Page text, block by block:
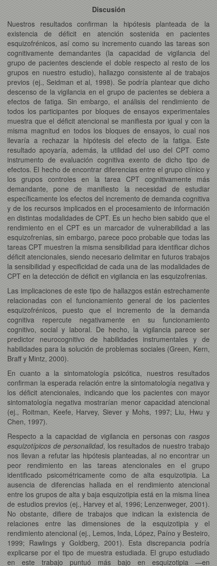
Discusión
Nuestros resultados confirman la hipótesis planteada de la
existencia de déficit en atención sostenida en pacientes
esquizofrénicos, así como su incremento cuando las tareas son
cognitivamente demandantes (la capacidad de vigilancia del
grupo de pacientes desciende el doble respecto al resto de los
grupos en nuestro estudio), hallazgo consistente al de trabajos
previos (ej., Seidman et al, 1998). Se podría plantear que dicho
descenso de la vigilancia en el grupo de pacientes se debiera a
efectos de fatiga. Sin embargo, el análisis del rendimiento de
todos los participantes por bloques de ensayos experimentales
muestra que el déficit atencional se manifiesta por igual y con la
misma magnitud en todos los bloques de ensayos, lo cual nos
llevaría a rechazar la hipótesis del efecto de la fatiga. Este
resultado apoyaría, además, la utilidad del uso del CPT como
instrumento de evaluación cognitiva exento de dicho tipo de
efectos. El hecho de encontrar diferencias entre el grupo clínico y
los grupos controles en la tarea CPT cognitivamente más
demandante, pone de manifiesto la necesidad de estudiar
específicamente los efectos del incremento de demanda cognitiva
y de los recursos implicados en el procesamiento de información
en distintas modalidades de CPT. Es un hecho bien sabido que el
rendimiento en el CPT es un marcador de vulnerabilidad a las
esquizofrenias, sin embargo, parece poco probable que todas las
tareas CPT muestren la misma sensibilidad para identificar dichos
déficit atencionales, siendo necesario delimitar en futuros trabajos
la sensibilidad y especificidad de cada una de las modalidades de
CPT en la detección de déficit en vigilancia en las esquizofrenias.
Las implicaciones de este tipo de hallazgos están estrechamente
relacionadas con el funcionamiento general de los pacientes
esquizofrénicos, puesto que el incremento de la demanda
cognitiva repercute negativamente en su funcionamiento
cognitivo, social y laboral. De hecho, la vigilancia parece ser
predictor neurocognitivo de habilidades instrumentales y de
habilidades para la solución de problemas sociales (Green, Kern,
Braff y Mintz, 2000).
En cuanto a la sintomatología psicótica, nuestros resultados
confirman la esperada relación entre la sintomatología negativa y
los déficit atencionales, indicando que los pacientes con mayor
sintomatología negativa mostrarían menor capacidad atencional
(ej., Roitman, Keefe, Harvey, Siever y Mohs, 1997; Liu, Hwu y
Chen, 1997).
Respecto a la capacidad de vigilancia en personas con rasgos
esquizotípicos de personalidad, los resultados de nuestro trabajo
nos llevan a refutar las hipótesis planteadas, al no encontrar un
peor rendimiento en las tareas atencionales en el grupo
identificado psicométricamente como de alta esquizotipia. La
ausencia de diferencias hallada en el rendimiento atencional
entre los grupos de alta y baja esquizotipia está en la misma línea
de estudios previos (ej., Harvey et al, 1996; Lenzenweger, 2001).
No obstante, difiere de trabajos que indican la existencia de
relaciones entre las dimensiones de la esquizotipia y el
rendimiento atencional (ej., Lemos, Inda, López, Paíno y Besteiro,
1999; Rawlings y Goldberg, 2001). Esta discrepancia podría
explicarse por el tipo de muestra estudiada. El grupo estudiado
en este trabajo puntuó más bajo en esquizotipia —en